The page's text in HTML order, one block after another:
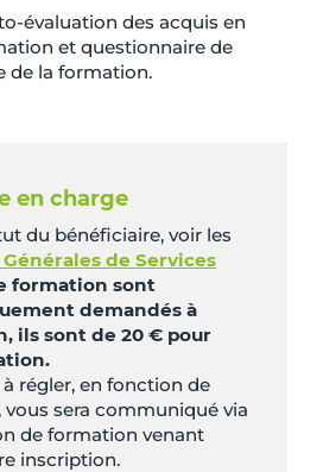
évaluation des acquis en
et questionnaire de
de la formation.
en charge
du bénéficiaire, voir les
de Services
formation sont
demandés à
ils sont de 20 € pour
régler, en fonction de
sera communiqué via
de formation venant
inscription.